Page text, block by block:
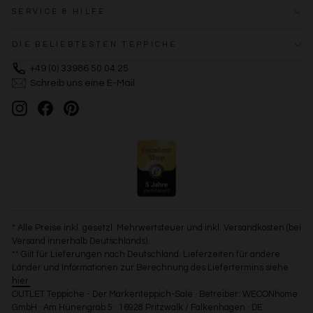
SERVICE & HILFE
DIE BELIEBTESTEN TEPPICHE
+49 (0) 33986 50 04 25
Schreib uns eine E-Mail
InstagramFacebookPinterest
* Alle Preise inkl. gesetzl. Mehrwertsteuer und inkl. Versandkosten (bei
Versand innerhalb Deutschlands).
** Gilt für Lieferungen nach Deutschland. Lieferzeiten für andere
Länder und Informationen zur Berechnung des Liefertermins siehe
hier.
OUTLET Teppiche - Der Markenteppich-Sale · Betreiber: WECONhome
GmbH · Am Hünengrab 5 · 16928 Pritzwalk / Falkenhagen · DE
Verwendung reduzierter Daten zur Auswahl von
Verwendung von Profilen zur Auswahl personalisierter
Erstellung von Profilen zur Personalisierung von Inhalten
Verwendung von Profilen zur Auswahl personalisierter
Messung der Werbeleistung
Verwendung reduzierter Daten zur Auswahl von Inhalten
Besondere Features:
Endgeräteeigenschaften zur Identifikation aktiv abfragen